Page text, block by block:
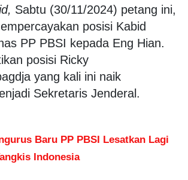
Sabtu (30/11/2024) petang ini,
posisi Kabid
PP PBSI kepada Eng Hian.
posisi Ricky
yang kali ini naik
Sekretaris Jenderal.
Baru PP PBSI Lesatkan Lagi
Indonesia